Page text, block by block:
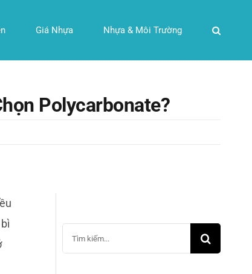
Giá Nhựa Nhựa & Môi Trường
Polycarbonate?
Search
for: